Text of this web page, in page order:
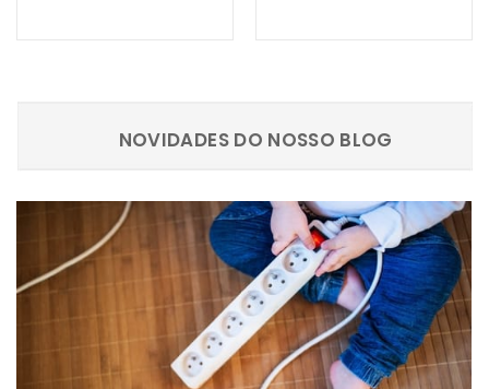
NOVIDADES DO NOSSO BLOG